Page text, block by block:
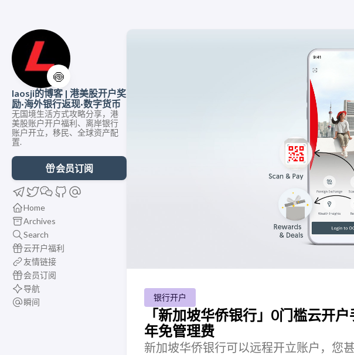
🍥
laosji的博客 | 港美股开户奖
励·海外银行返现·数字货币
无国境生活方式攻略分享，港
美股账户开户福利、离岸银行
账户开立，移民、全球资产配
置.
会员订阅
Home
Archives
Search
云开户福利
友情链接
会员订阅
导航
瞬间
银行开户
「新加坡华侨银行」0门槛云开
年免管理费
新加坡华侨银行可以远程开立账户，您